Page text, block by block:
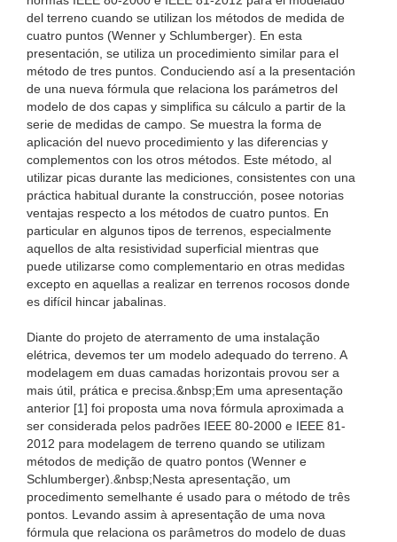
del terreno cuando se utilizan los métodos de medida de
cuatro puntos (Wenner y Schlumberger). En esta
presentación, se utiliza un procedimiento similar para el
método de tres puntos. Conduciendo así a la presentación
de una nueva fórmula que relaciona los parámetros del
modelo de dos capas y simplifica su cálculo a partir de la
serie de medidas de campo. Se muestra la forma de
aplicación del nuevo procedimiento y las diferencias y
complementos con los otros métodos. Este método, al
utilizar picas durante las mediciones, consistentes con una
práctica habitual durante la construcción, posee notorias
ventajas respecto a los métodos de cuatro puntos. En
particular en algunos tipos de terrenos, especialmente
aquellos de alta resistividad superficial mientras que
puede utilizarse como complementario en otras medidas
excepto en aquellas a realizar en terrenos rocosos donde
es difícil hincar jabalinas.
Diante do projeto de aterramento de uma instalação
elétrica, devemos ter um modelo adequado do terreno. A
modelagem em duas camadas horizontais provou ser a
mais útil, prática e precisa.&nbsp;Em uma apresentação
anterior [1] foi proposta uma nova fórmula aproximada a
ser considerada pelos padrões IEEE 80-2000 e IEEE 81-
2012 para modelagem de terreno quando se utilizam
métodos de medição de quatro pontos (Wenner e
Schlumberger).&nbsp;Nesta apresentação, um
procedimento semelhante é usado para o método de três
pontos. Levando assim à apresentação de uma nova
fórmula que relaciona os parâmetros do modelo de duas